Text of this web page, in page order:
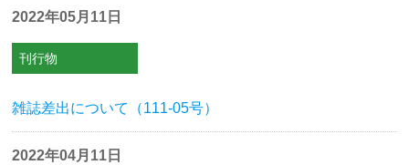
2022年05月11日
刊行物
雑誌差出について（111-05号）
2022年04月11日